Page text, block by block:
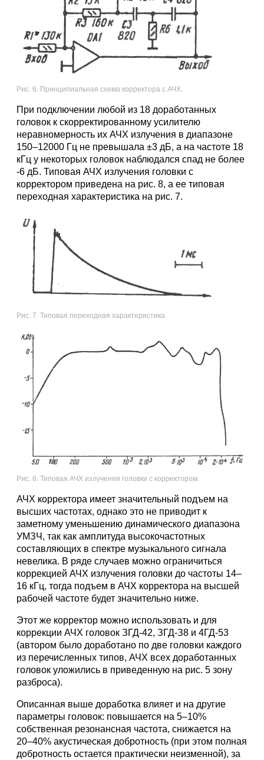
Рис. 6. Принципиальная схема корректора с АЧХ.
При подключении любой из 18 доработанных
головок к скорректированному усилителю
неравномерность их АЧХ излучения в диапазоне
150–12000 Гц не превышала ±3 дБ, а на частоте 18
кГц у некоторых головок наблюдался спад не более
-6 дБ. Типовая АЧХ излучения головки с
корректором приведена на рис. 8, а ее типовая
переходная характеристика на рис. 7.
Рис. 7. Типовая переходная характеристика
Рис. 8. Типовая АЧХ излучения головки с корректором.
АЧХ корректора имеет значительный подъем на
высших частотах, однако это не приводит к
заметному уменьшению динамического диапазона
УМЗЧ, так как амплитуда высокочастотных
составляющих в спектре музыкального сигнала
невелика. В ряде случаев можно ограничиться
коррекцией АЧХ излучения головки до частоты 14–
16 кГц, тогда подъем в АЧХ корректора на высшей
рабочей частоте будет значительно ниже.
Этот же корректор можно использовать и для
коррекции АЧХ головок ЗГД-42, ЗГД-З8 и 4ГД-53
(автором было доработано по две головки каждого
из перечисленных типов, АЧХ всех доработанных
головок уложились в приведенную на рис. 5 зону
разброса).
Описанная выше доработка влияет и на другие
параметры головок: повышается на 5–10%
собственная резонансная частота, снижается на
20–40% акустическая добротность (при этом полная
добротность остается практически неизменной), за